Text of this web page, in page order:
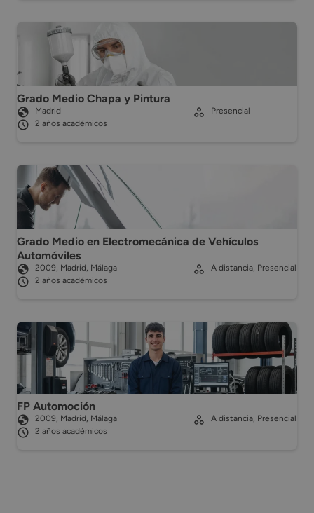
Grado Medio Chapa y Pintura
Madrid
2 años académicos
Presencial
Grado Medio en Electromecánica de Vehículos
Automóviles
2009, Madrid, Málaga
2 años académicos
A distancia, Presencial
FP Automoción
2009, Madrid, Málaga
2 años académicos
A distancia, Presencial